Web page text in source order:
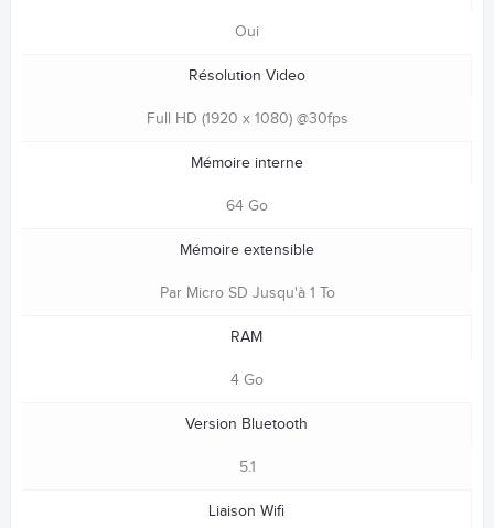
Oui
Résolution Video
Full HD (1920 x 1080) @30fps
Mémoire interne
64 Go
Mémoire extensible
Par Micro SD Jusqu'à 1 To
RAM
4 Go
Version Bluetooth
5.1
Liaison Wifi